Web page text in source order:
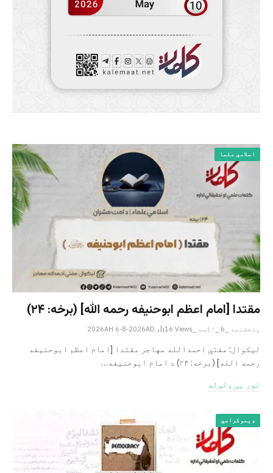
اسلامي علما
مقتدا [امام اعظم ابوحنیفه رحمه الله‎] (برخه: ۲۴)
پنجشنبه _6 _اگست _2026AH 6-8-2026AD 16 Views
لیکوال: مفتي احمدالله مهاجر مقتدا [امام اعظم ابوحنیفه
رحمه الله‎] (برخه: ۲۴) د امام ابوحنيفه…
نور یی ولوله
ډیموکراسي